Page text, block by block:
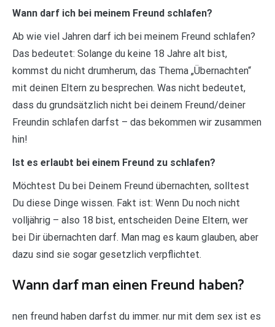
Wann darf ich bei meinem Freund schlafen?
Ab wie viel Jahren darf ich bei meinem Freund schlafen?
Das bedeutet: Solange du keine 18 Jahre alt bist,
kommst du nicht drumherum, das Thema „Übernachten“
mit deinen Eltern zu besprechen. Was nicht bedeutet,
dass du grundsätzlich nicht bei deinem Freund/deiner
Freundin schlafen darfst – das bekommen wir zusammen
hin!
Ist es erlaubt bei einem Freund zu schlafen?
Möchtest Du bei Deinem Freund übernachten, solltest
Du diese Dinge wissen. Fakt ist: Wenn Du noch nicht
volljährig – also 18 bist, entscheiden Deine Eltern, wer
bei Dir übernachten darf. Man mag es kaum glauben, aber
dazu sind sie sogar gesetzlich verpflichtet.
Wann darf man einen Freund haben?
nen freund haben darfst du immer. nur mit dem sex ist es